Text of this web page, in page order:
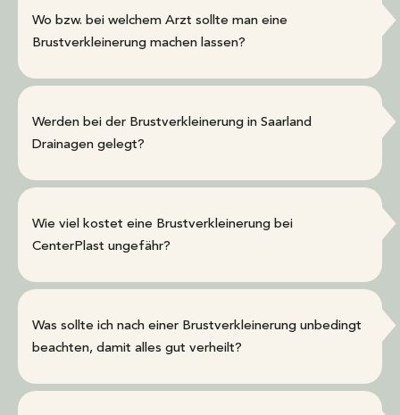
Wo bzw. bei welchem Arzt sollte man eine
Brustverkleinerung machen lassen?
Werden bei der Brustverkleinerung in Saarland
Drainagen gelegt?
Wie viel kostet eine Brustverkleinerung bei
CenterPlast ungefähr?
Was sollte ich nach einer Brustverkleinerung unbedingt
beachten, damit alles gut verheilt?